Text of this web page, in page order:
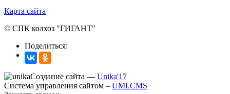
Карта сайта
© СПК колхоз "ГИГАНТ"
Поделиться:
Создание сайта — Unika'17
Система управления сайтом – UMI.CMS